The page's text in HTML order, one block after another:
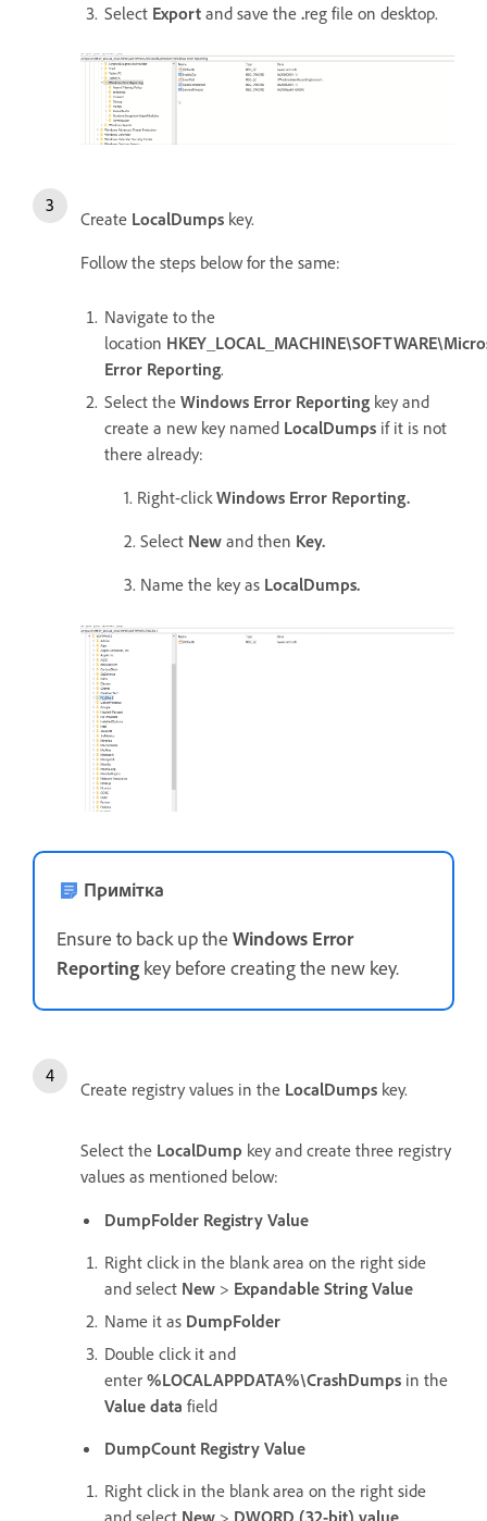
Select Export and save the .reg file on desktop.
Create LocalDumps key.
Follow the steps below for the same:
Navigate to the
location
Error Reporting.
Select the Windows Error Reporting key and
create a new key named LocalDumps if it is not
there already:
1. Right-clickWindows Error Reporting.
2. Select New and then Key.
3. Name the key as LocalDumps.
Примітка
Ensure to back up the Windows Error
Reporting key before creating the new key.
Create registry values in the LocalDumps key.
Select the LocalDump key and create three registry
values as mentioned below:
DumpFolder Registry Value
Right click in the blank area on the right side
and select New > Expandable String Value
Name it as DumpFolder
Double click it and
enter %LOCALAPPDATA%\CrashDumps in the
Value data field
DumpCount Registry Value
Right click in the blank area on the right side
and select New > DWORD (32-bit) value